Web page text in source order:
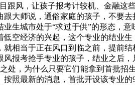
跟风，让孩子报考计较机、金融
大师说，通俗家庭的孩子，不要
生城市处于“求过于供”的形态，
空经济的兴起，这个专业的结业
就相当于正在风口到临之前，提前
报考抢手专业的孩子，结业之后
处，为什么只要它们能拿到首批
照最新的消息，首批开设该专业